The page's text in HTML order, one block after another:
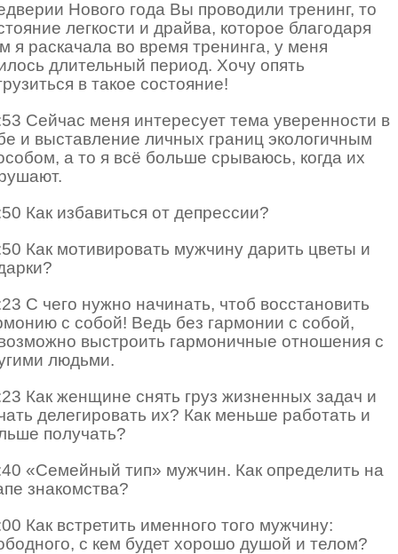
Нового года Вы проводили тренинг, то
легкости и драйва, которое благодаря
я раскачала во время тренинга, у меня
длительный период. Хочу опять
в такое состояние!
Сейчас меня интересует тема уверенности в
и выставление личных границ экологичным
а то я всё больше срываюсь, когда их
Как избавиться от депрессии?
Как мотивировать мужчину дарить цветы и
С чего нужно начинать, чтоб восстановить
с собой! Ведь без гармонии с собой,
выстроить гармоничные отношения с
людьми.
Как женщине снять груз жизненных задач и
делегировать их? Как меньше работать и
получать?
«Семейный тип» мужчин. Как определить на
знакомства?
Как встретить именного того мужчину:
с кем будет хорошо душой и телом?